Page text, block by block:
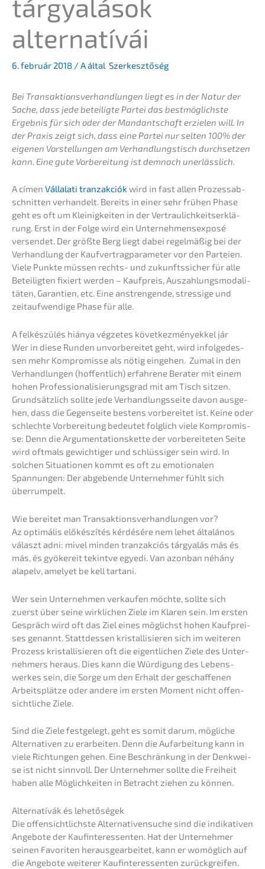
tárgyalá­sok
alternatívái
6. február 2018 / A által Szerkesztőség
Bei Trans­ak­ti­ons­ver­hand­lun­gen liegt es in der Natur der
Sache, dass jede betei­lig­te Partei das bestmög­lichs­te
Ergeb­nis für sich oder der Mandant­schaft erzie­len will. In
der Praxis zeigt sich, dass eine Partei nur selten 100% der
eigenen Vorstel­lun­gen am Verhand­lungs­tisch durch­set­zen
kann. Eine gute Vorbe­rei­tung ist demnach unerlässlich.
A címen Vállala­ti tranzak­ciók wird in fast allen Prozess­ab­
schnit­ten verhan­delt. Bereits in einer sehr frühen Phase
geht es oft um Kleinig­kei­ten in der Vertrau­lich­keits­er­klä­
rung. Erst in der Folge wird ein Unter­neh­mens­ex­po­sé
versen­det. Der größte Berg liegt dabei regel­mä­ßig bei der
Verhand­lung der Kaufver­trag­pa­ra­me­ter vor den Partei­en.
Viele Punkte müssen rechts- und zukunfts­si­cher für alle
Betei­lig­ten fixiert werden – Kaufpreis, Auszah­lungs­mo­da­li­
tä­ten, Garan­tien, etc. Eine anstren­gen­de, stres­si­ge und
zeitauf­wen­di­ge Phase für alle.
A felkés­zülés hiánya végze­tes követ­kez­mé­ny­ek­kel jár
Wer in diese Runden unvor­be­rei­tet geht, wird infol­ge­des­
sen mehr Kompro­mis­se als nötig einge­hen. Zumal in den
Verhand­lun­gen (hoffent­lich) erfah­re­ne Berater mit einem
hohen Profes­sio­na­li­sie­rungs­grad mit am Tisch sitzen.
Grund­sätz­lich sollte jede Verhand­lungs­sei­te davon ausge­
hen, dass die Gegen­sei­te bestens vorbe­rei­tet ist. Keine oder
schlech­te Vorbe­rei­tung bedeu­tet folglich viele Kompro­mis­
se: Denn die Argumen­ta­ti­ons­ket­te der vorbe­rei­te­ten Seite
wird oftmals gewich­ti­ger und schlüs­si­ger sein wird. In
solchen Situa­tio­nen kommt es oft zu emotio­na­len
Spannun­gen: Der abgeben­de Unter­neh­mer fühlt sich
überrumpelt.
Wie berei­tet man Trans­ak­ti­ons­ver­hand­lun­gen vor?
Az optimá­lis előké­s­zí­tés kérdé­sé­re nem lehet általá­nos
választ adni: mivel minden tranzak­ciós tárgyalás más és
más, és gyöke­reit tekint­ve egyedi. Van azonban néhány
alapelv, amely­et be kell tartani.
Wer sein Unter­neh­men verkau­fen möchte, sollte sich
zuerst über seine wirkli­chen Ziele im Klaren sein. Im ersten
Gespräch wird oft das Ziel eines möglichst hohen Kaufprei­
ses genannt. Statt­des­sen kristal­li­sie­ren sich im weite­ren
Prozess kristal­li­sie­ren oft die eigent­li­chen Ziele des Unter­
neh­mers heraus. Dies kann die Würdi­gung des Lebens­
werkes sein, die Sorge um den Erhalt der geschaf­fe­nen
Arbeits­plät­ze oder andere im ersten Moment nicht offen­
sicht­li­che Ziele.
Sind die Ziele festge­legt, geht es somit darum, mögli­che
Alter­na­ti­ven zu erarbei­ten. Denn die Aufar­bei­tung kann in
viele Richtun­gen gehen. Eine Beschrän­kung in der Denkwei­
se ist nicht sinnvoll. Der Unter­neh­mer sollte die Freiheit
haben alle Möglich­kei­ten in Betracht ziehen zu können.
Alter­na­tí­vák és lehetőségek
Die offen­sicht­lichs­te Alter­na­ti­vensu­che sind die indika­ti­ven
Angebo­te der Kaufin­ter­es­sen­ten. Hat der Unter­neh­mer
seinen Favori­ten heraus­ge­ar­bei­tet, kann er womög­lich auf
die Angebo­te weite­rer Kaufin­ter­es­sen­ten zurück­grei­fen.